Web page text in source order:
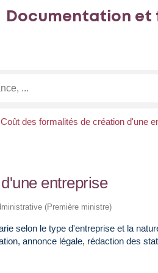
Documentation et
Coût des formalités de création d'une
entreprise
(Première ministre)
selon le type d'entreprise et la
annonce légale, rédaction des